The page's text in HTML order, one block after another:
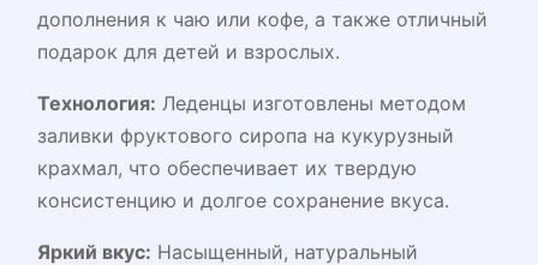
дополнения к чаю или кофе, а также отличный
подарок для детей и взрослых.
Технология: Леденцы изготовлены методом
заливки фруктового сиропа на кукурузный
крахмал, что обеспечивает их твердую
консистенцию и долгое сохранение вкуса.
Яркий вкус: Насыщенный, натуральный